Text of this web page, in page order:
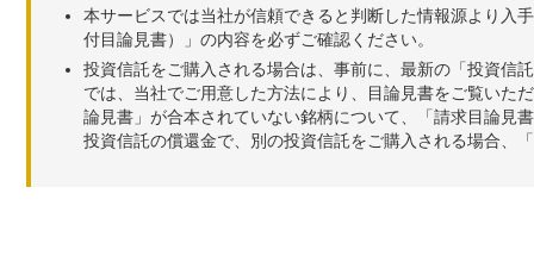
本サービスでは当社が信頼できると判断した情報源より入
付目論見書）」の内容を必ずご確認ください。
投資信託をご購入される場合は、事前に、最新の「投資信
では、当社でご用意した方法により、目論見書をご覧いた
論見書」が合本されていない銘柄について、「請求目論見
投資信託の償還金で、別の投資信託をご購入される場合、